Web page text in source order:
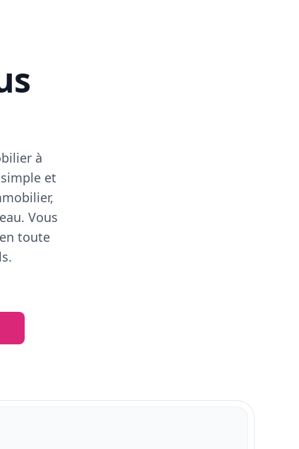
à
et
Vous
toute